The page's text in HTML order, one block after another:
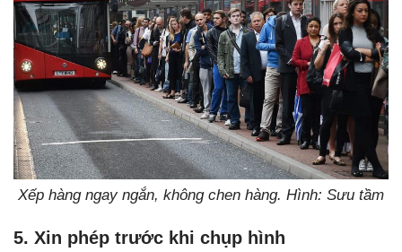
Xếp hàng ngay ngắn, không chen hàng. Hình: Sưu tầm
5. Xin phép trước khi chụp hình